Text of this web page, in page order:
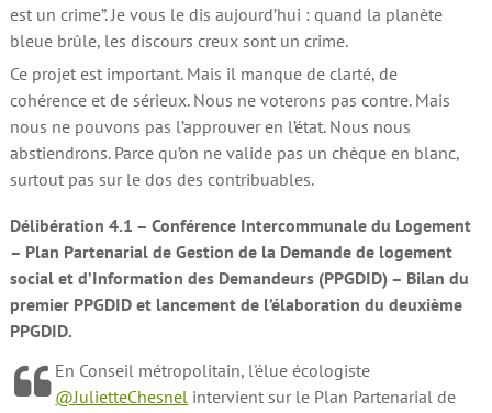
est un crime”. Je vous le dis aujourd’hui : quand la planète
bleue brûle, les discours creux sont un crime.
Ce projet est important. Mais il manque de clarté, de
cohérence et de sérieux. Nous ne voterons pas contre. Mais
nous ne pouvons pas l’approuver en l’état. Nous nous
abstiendrons. Parce qu’on ne valide pas un chèque en blanc,
surtout pas sur le dos des contribuables.
Délibération 4.1 – Conférence Intercommunale du Logement
– Plan Partenarial de Gestion de la Demande de logement
social et d’Information des Demandeurs (PPGDID) – Bilan du
premier PPGDID et lancement de l’élaboration du deuxième
PPGDID.
En Conseil métropolitain, l'élue écologiste
@JulietteChesnel intervient sur le Plan Partenarial de